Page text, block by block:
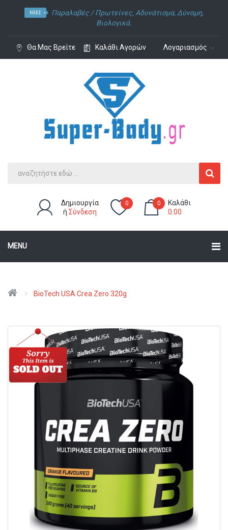
ΝΈΕΣ Παραλαβές /Πρωτείνες, Αδυνάτισμα, Δύναμη,
Βιολογικά.
Θα Μας Βρείτε Καλάθι Αγορών Λογαριασμός
Δημιουργία
ή Σύνδεση
0 0
Καλάθι
0.00
MENU
BioTech USA Crea Zero 320g